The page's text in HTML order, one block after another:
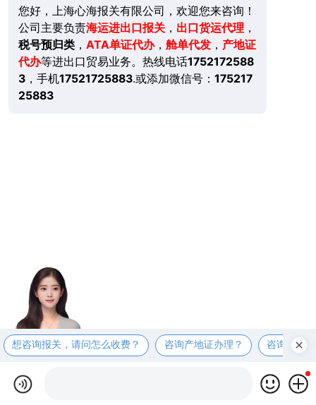
您好，上海心海报关有限公司，欢迎您来咨询！
公司主要负责海运进出口报关， 出口货运代理 ，
税号预归类， ATA单证代办， 舱单代发， 产地证
代办等进出口贸易业务。热线电话1752172588
3，手机17521725883.或添加微信号： 175217
25883
想咨询报关，请问怎么收费？ 咨询产地证办理？ 咨询商检